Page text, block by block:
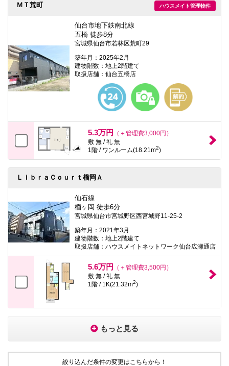
ハウスメイト管理物件
ＭＴ荒町
仙台市地下鉄南北線
五橋 徒歩8分
宮城県仙台市若林区荒町29
築年月：2025年2月
建物階数：地上2階建て
取扱店舗：仙台五橋店
5.3万円
（＋管理費3,000円）
敷 無 / 礼 無
1階 / ワンルーム(18.21m2)
ＬｉｂｒａＣｏｕｒｔ榴岡Ａ
仙石線
榴ヶ岡 徒歩6分
宮城県仙台市宮城野区西宮城野11-25-2
築年月：2021年3月
建物階数：地上2階建て
取扱店舗：ハウスメイトネットワーク仙台広瀬通店
5.6万円
（＋管理費3,500円）
敷 無 / 礼 無
1階 / 1K(21.32m2)
もっと見る
絞り込んだ条件の変更はこちらから！